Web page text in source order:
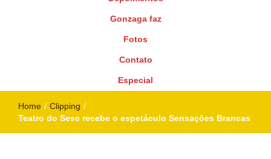
Gonzaga faz
Fotos
Contato
Especial
Home / Clipping /
Teatro do Sesc recebe o espetáculo Sensações Brancas